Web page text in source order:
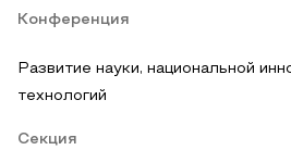
Конференция
Развитие науки, национальной
технологий
Секция